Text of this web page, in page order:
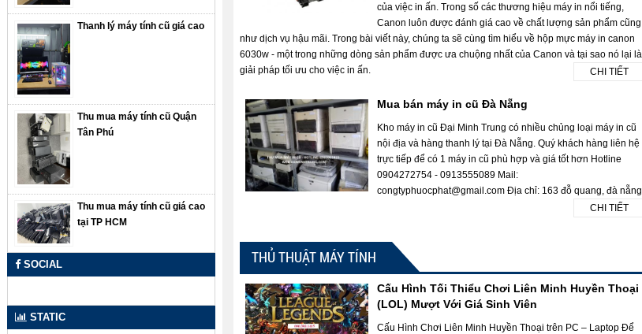
của việc in ấn. Trong số các thương hiệu máy in nổi tiếng,
Canon luôn được đánh giá cao về chất lượng sản phẩm cũng
như dịch vụ hậu mãi. Trong bài viết này, chúng ta sẽ cùng tìm hiểu về hộp mực máy in canon
6030w - một trong những dòng sản phẩm được ưa chuộng nhất của Canon và tại sao nó lại là
giải pháp tối ưu cho việc in ấn.
CHI TIẾT
Mua bán máy in cũ Đà Nẵng
Kho máy in cũ Đại Minh Trung có nhiều chủng loại máy in cũ
nội địa và hàng thanh lý tại Đà Nẵng. Quý khách hàng liên hệ
trực tiếp để có 1 máy in cũ phù hợp và giá tốt hơn Hotline
0904272754 - 0913555089 Mail:
congtyphuocphat@gmail.com Địa chỉ: 163 đỗ quang, đà nẵng
CHI TIẾT
THỦ THUẬT MÁY TÍNH
Cấu Hình Tối Thiểu Chơi Liên Minh Huyền Thoại
(LOL) Mượt Với Giá Sinh Viên
Cấu Hình Chơi Liên Minh Huyền Thoại trên PC – Laptop Để
Thanh lý máy tính cũ giá cao
Thu mua máy tính cũ Quận
Tân Phú
Thu mua máy tính cũ giá cao
tại TP HCM
SOCIAL
STATIC